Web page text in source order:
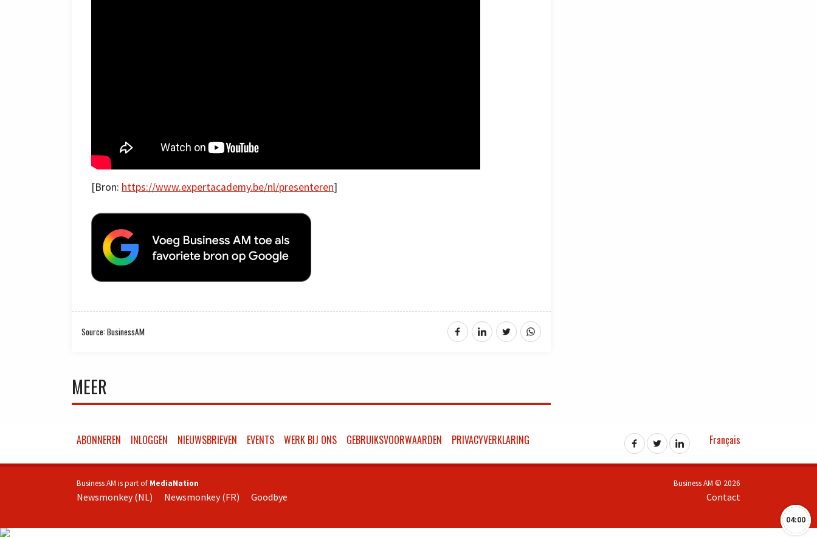
[Bron: https://www.expertacademy.be/nl/presenteren]
Source: BusinessAM
MEER
04:00
ABONNEREN INLOGGEN NIEUWSBRIEVEN EVENTS WERK BIJ ONS GEBRUIKSVOORWAARDEN PRIVACYVERKLARING Français
Business AM is part of MediaNation
Newsmonkey (NL) Newsmonkey (FR) Goodbye
Business AM © 2026
Contact